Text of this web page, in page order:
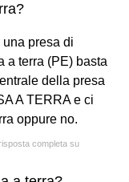
presa di
a terra (PE) basta
della presa
A TERRA e ci
oppure no.
completa su